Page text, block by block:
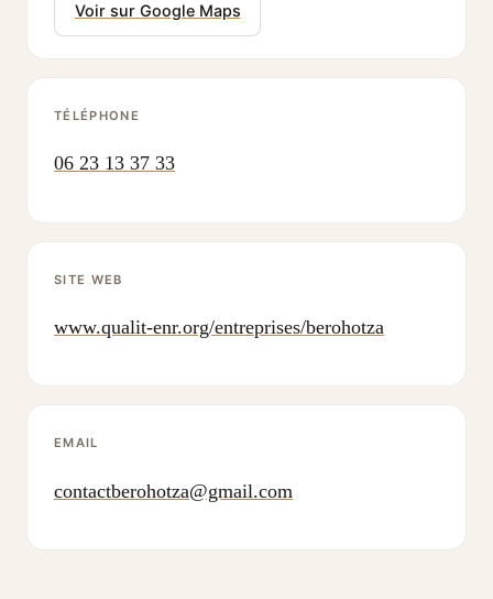
Voir sur Google Maps
TÉLÉPHONE
06 23 13 37 33
SITE WEB
www.qualit-enr.org/entreprises/berohotza
EMAIL
contactberohotza@gmail.com